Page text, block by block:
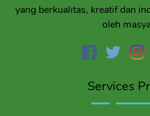
yang berkualitas, kreatif dan
oleh
Services